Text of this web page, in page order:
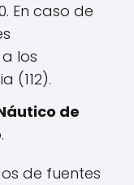
En caso de
los
(112).
de
de fuentes